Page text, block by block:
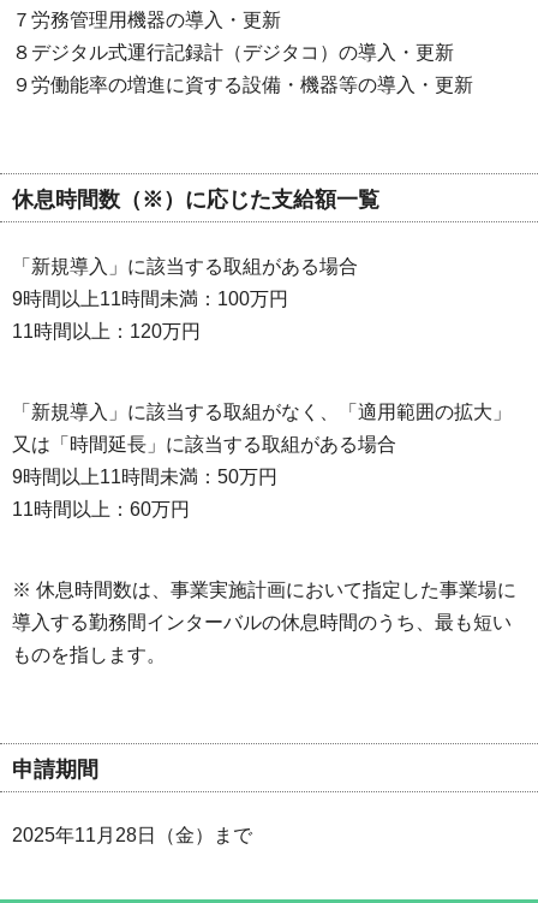
７労務管理用機器の導入・更新
８デジタル式運行記録計（デジタコ）の導入・更新
９労働能率の増進に資する設備・機器等の導入・更新
休息時間数（※）に応じた支給額一覧
「新規導入」に該当する取組がある場合
9時間以上11時間未満：100万円
11時間以上：120万円
「新規導入」に該当する取組がなく、「適用範囲の拡大」
又は「時間延長」に該当する取組がある場合
9時間以上11時間未満：50万円
11時間以上：60万円
※ 休息時間数は、事業実施計画において指定した事業場に
導入する勤務間インターバルの休息時間のうち、最も短い
ものを指します。
申請期間
2025年11月28日（金）まで